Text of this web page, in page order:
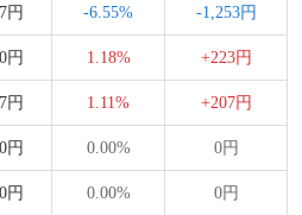
円 -6.55% -1,253円
円 1.18% +223円
円 1.11% +207円
円 0.00% 0円
円 0.00% 0円